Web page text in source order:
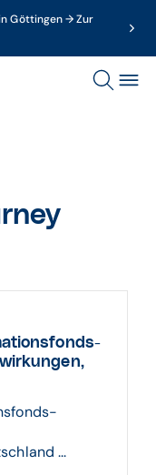
Göttingen → Zur
...